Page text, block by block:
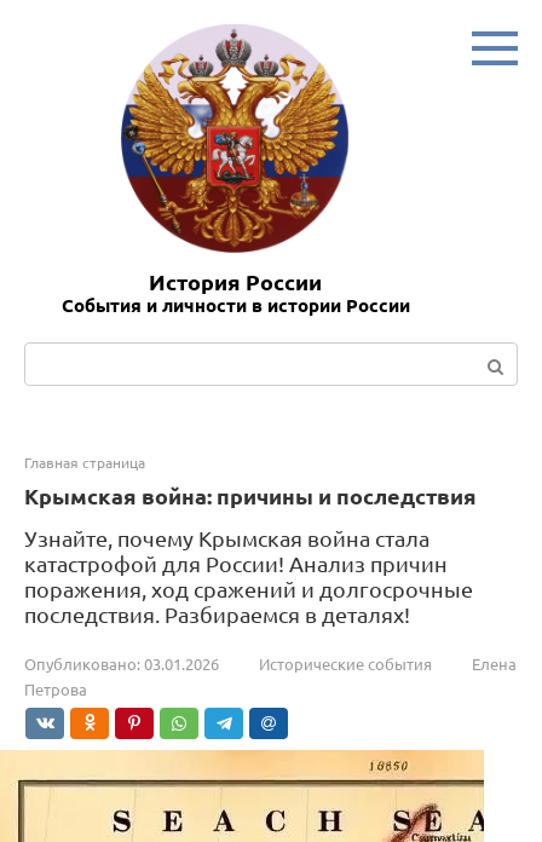
История России
События и личности в истории России
Поиск:
Главная страница
Крымская война: причины и последствия
Узнайте, почему Крымская война стала
катастрофой для России! Анализ причин
поражения, ход сражений и долгосрочные
последствия. Разбираемся в деталях!
Опубликовано:03.01.2026 Исторические события
Елена
Петрова